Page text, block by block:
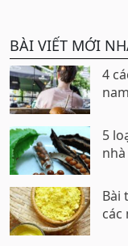
BÀI VIẾT MỚI
4
5
nhà
Bài
các